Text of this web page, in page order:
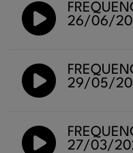
26/06/
29/05/
27/03/